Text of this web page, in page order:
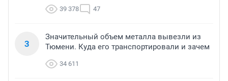
39 378 47
3
Значительный объем металла вывезли из
Тюмени. Куда его транспортировали и зачем
34 611